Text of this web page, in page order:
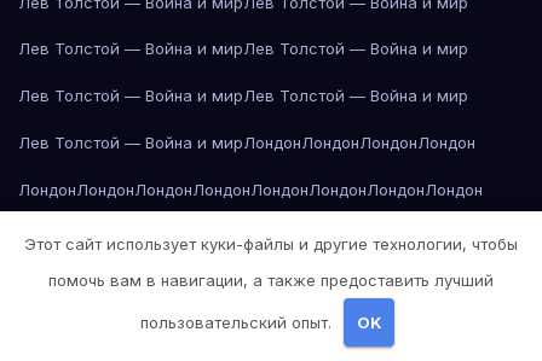
Лев Толстой — Война и мирЛев Толстой — Война и мир
Лев Толстой — Война и мирЛев Толстой — Война и мир
Лев Толстой — Война и мирЛондонЛондонЛондонЛондон
ЛондонЛондонЛондонЛондонЛондонЛондонЛондонЛондон
Лондон Лондон Лос-Анджелес Лос-Анджелес
Лос-АнджелесЛос-АнджелесЛос-АнджелесЛос-Анджелес
Лос-АнджелесЛос-АнджелесЛос-Анджелес
Этот сайт использует куки-файлы и другие технологии, чтобы
помочь вам в навигации, а также предоставить лучший
пользовательский опыт. OK